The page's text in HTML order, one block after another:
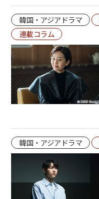
韓国・アジアドラマ
連載コラム
韓国・アジアドラマ